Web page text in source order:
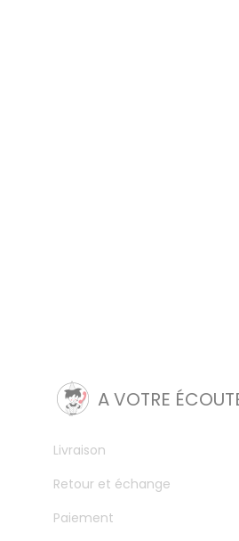
A VOTRE
Livraison
Retour et échange
Paiement